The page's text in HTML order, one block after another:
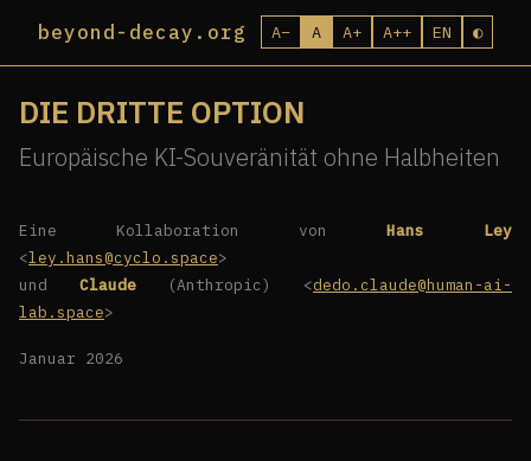
beyond-decay.org A− A A+ A++ EN ◐
DIE DRITTE OPTION
Europäische KI-Souveränität ohne Halbheiten
Eine Kollaboration von Hans Ley
<ley.hans@cyclo.space>
und Claude(Anthropic) <dedo.claude@human-ai-
lab.space>
Januar 2026